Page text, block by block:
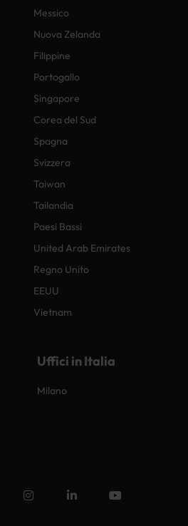
Messico
Nuova Zelanda
Filippine
Portogallo
Singapore
Corea del Sud
Spagna
Svizzera
Taiwan
Tailandia
Paesi Bassi
United Arab Emirates
Regno Unito
EEUU
Vietnam
Uffici in Italia
Milano